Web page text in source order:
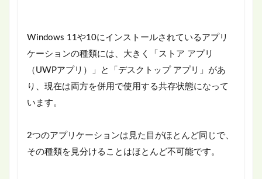
Windows 11や10にインストールされているアプリ
ケーションの種類には、大きく「ストア アプリ
（UWPアプリ）」と「デスクトップ アプリ」があ
り、現在は両方を併用で使用する共存状態になって
います。
2つのアプリケーションは見た目がほとんど同じで、
その種類を見分けることはほとんど不可能です。